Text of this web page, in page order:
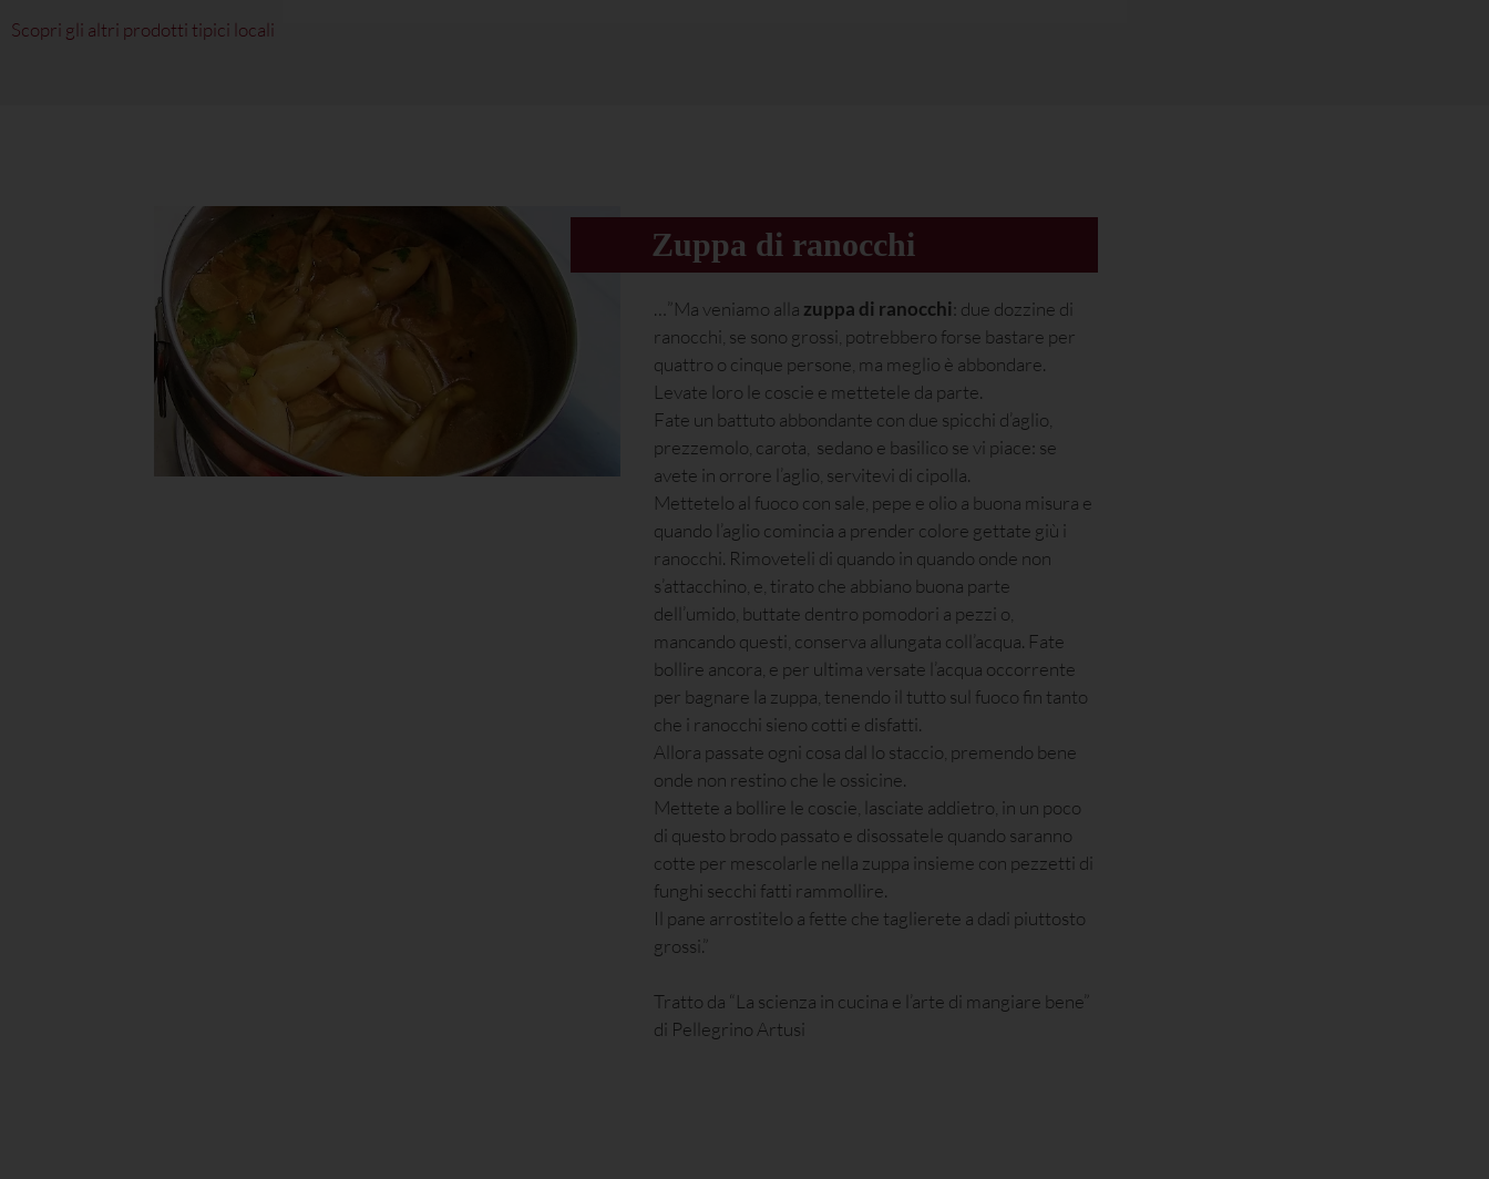
Scopri gli altri prodotti tipici locali
Zuppa di ranocchi
…”Ma veniamo alla zuppa di ranocchi: due dozzine di
ranocchi, se sono grossi, potrebbero forse bastare per
quattro o cinque persone, ma meglio è abbondare.
Levate loro le coscie e mettetele da parte.
Fate un battuto abbondante con due spicchi d’aglio,
prezzemolo, carota, sedano e basilico se vi piace: se
avete in orrore l’aglio, servitevi di cipolla.
Mettetelo al fuoco con sale, pepe e olio a buona misura e
quando l’aglio comincia a prender colore gettate giù i
ranocchi. Rimoveteli di quando in quando onde non
s’attacchino, e, tirato che abbiano buona parte
dell’umido, buttate dentro pomodori a pezzi o,
mancando questi, conserva allungata coll’acqua. Fate
bollire ancora, e per ultima versate l’acqua occorrente
per bagnare la zuppa, tenendo il tutto sul fuoco fin tanto
che i ranocchi sieno cotti e disfatti.
Allora passate ogni cosa dal lo staccio, premendo bene
onde non restino che le ossicine.
Mettete a bollire le coscie, lasciate addietro, in un poco
di questo brodo passato e disossatele quando saranno
cotte per mescolarle nella zuppa insieme con pezzetti di
funghi secchi fatti rammollire.
Il pane arrostitelo a fette che taglierete a dadi piuttosto
grossi.”
Tratto da “La scienza in cucina e l’arte di mangiare bene”
di Pellegrino Artusi